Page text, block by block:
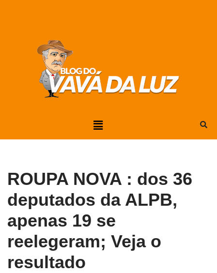
ROUPA NOVA : dos 36
deputados da ALPB,
apenas 19 se
reelegeram; Veja o
resultado